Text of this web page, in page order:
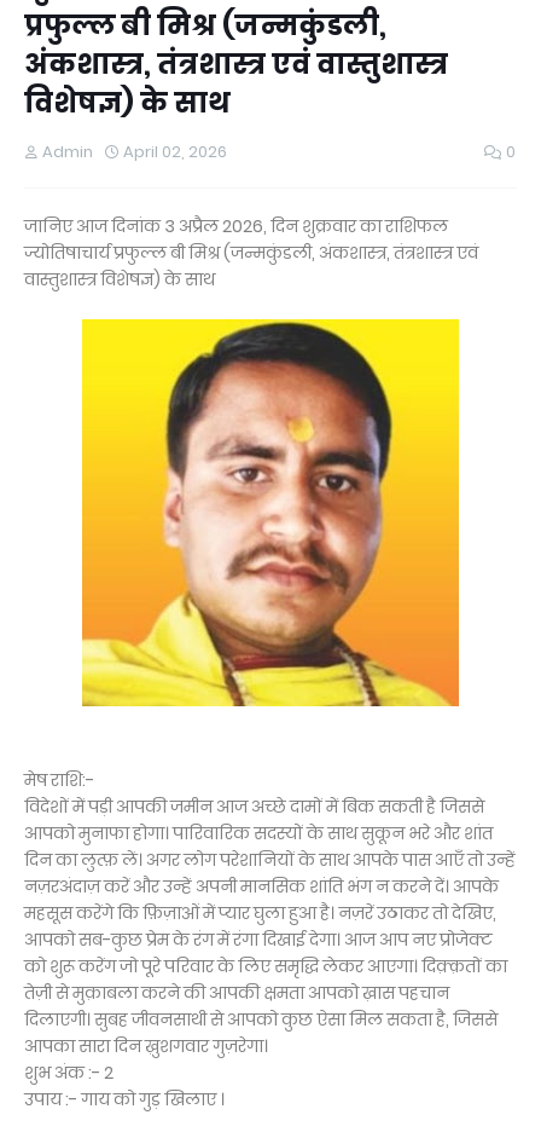
प्रफुल्ल बी मिश्र (जन्मकुंडली,
अंकशास्त्र, तंत्रशास्त्र एवं वास्तुशास्त्र
विशेषज्ञ) के साथ
Admin April 02, 2026 0
जानिए आज दिनांक 3 अप्रैल 2026, दिन शुक्रवार का राशिफल
ज्योतिषाचार्य प्रफुल्ल बी मिश्र (जन्मकुंडली, अंकशास्त्र, तंत्रशास्त्र एवं
वास्तुशास्त्र विशेषज्ञ) के साथ
मेष राशि:-
विदेशों में पड़ी आपकी जमीन आज अच्छे दामों में बिक सकती है जिससे
आपको मुनाफा होगा। पारिवारिक सदस्यों के साथ सुकून भरे और शांत
दिन का लुत्फ़ लें। अगर लोग परेशानियों के साथ आपके पास आएँ तो उन्हें
नज़रअंदाज़ करें और उन्हें अपनी मानसिक शांति भंग न करने दें। आपके
महसूस करेंगे कि फ़िज़ाओं में प्यार घुला हुआ है। नज़रें उठाकर तो देखिए,
आपको सब-कुछ प्रेम के रंग में रंगा दिखाई देगा। आज आप नए प्रोजेक्ट
को शुरू करेंग जो पूरे परिवार के लिए समृद्धि लेकर आएगा। दिक़्क़तों का
तेज़ी से मुक़ाबला करने की आपकी क्षमता आपको ख़ास पहचान
दिलाएगी। सुबह जीवनसाथी से आपको कुछ ऐसा मिल सकता है, जिससे
आपका सारा दिन ख़ुशगवार गुज़रेगा।
शुभ अंक :- 2
उपाय :- गाय को गुड़ खिलाए ।